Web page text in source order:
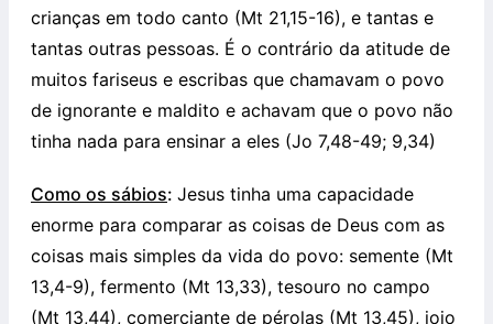
crianças em todo canto (Mt 21,15-16), e tantas e
tantas outras pessoas. É o contrário da atitude de
muitos fariseus e escribas que chamavam o povo
de ignorante e maldito e achavam que o povo não
tinha nada para ensinar a eles (Jo 7,48-49; 9,34)
Como os sábios: Jesus tinha uma capacidade
enorme para comparar as coisas de Deus com as
coisas mais simples da vida do povo: semente (Mt
13,4-9), fermento (Mt 13,33), tesouro no campo
(Mt 13,44), comerciante de pérolas (Mt 13,45), joio